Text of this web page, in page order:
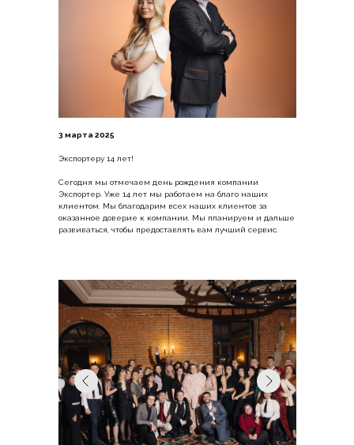
3 марта 2025
Экспортеру 14 лет!
Сегодня мы отмечаем день рождения компании
Экспортер. Уже 14 лет мы работаем на благо наших
клиентом. Мы благодарим всех наших клиентов за
оказанное доверие к компании. Мы планируем и дальше
развиваться, чтобы предоставлять вам лучший сервис.